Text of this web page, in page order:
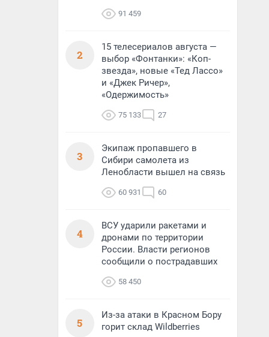
91 459
2
15 телесериалов августа —
выбор «Фонтанки»: «Коп-
звезда», новые «Тед Лассо»
и «Джек Ричер»,
«Одержимость»
75 133 27
3
Экипаж пропавшего в
Сибири самолета из
Ленобласти вышел на связь
60 931 60
4
ВСУ ударили ракетами и
дронами по территории
России. Власти регионов
сообщили о пострадавших
58 450
5
Из-за атаки в Красном Бору
горит склад Wildberries